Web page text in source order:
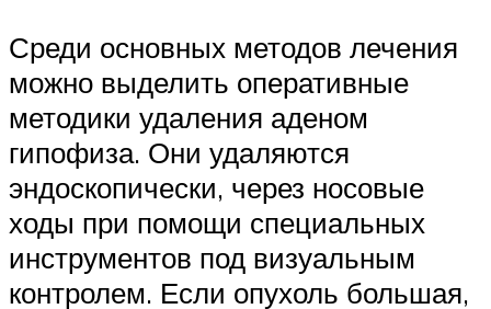
Среди основных методов лечения
можно выделить оперативные
методики удаления аденом
гипофиза. Они удаляются
эндоскопически, через носовые
ходы при помощи специальных
инструментов под визуальным
контролем. Если опухоль большая,